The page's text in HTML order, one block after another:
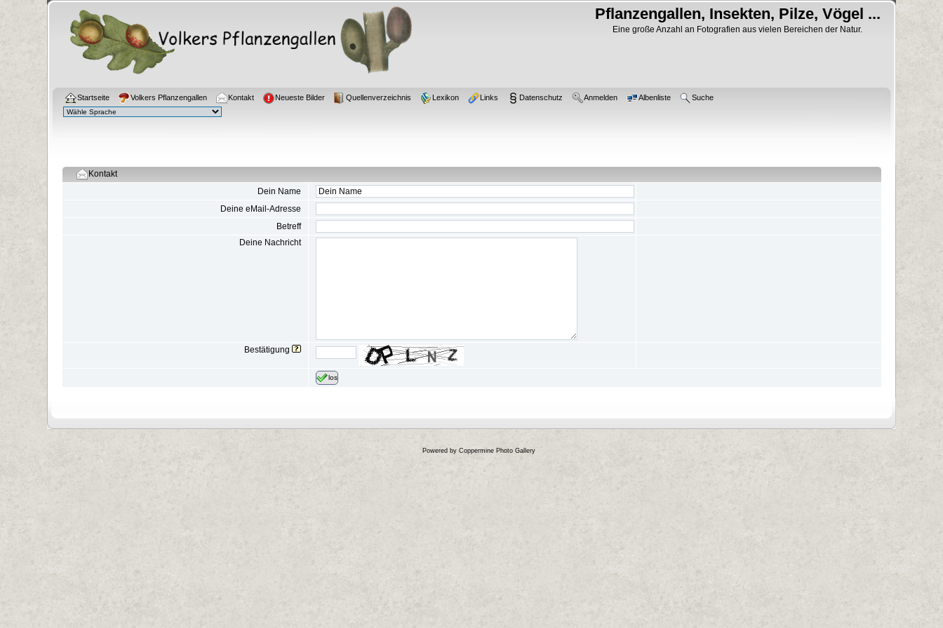
Pflanzengallen, Insekten, Pilze, Vögel ...
Eine große Anzahl an Fotografien aus vielen Bereichen der Natur.
Startseite Volkers Pflanzengallen Kontakt Neueste Bilder Quellenverzeichnis Lexikon Links Datenschutz Anmelden Albenliste Suche
Kontakt
Dein Name
Deine eMail-Adresse
Betreff
Deine Nachricht
Bestätigung
los
Powered by Coppermine Photo Gallery